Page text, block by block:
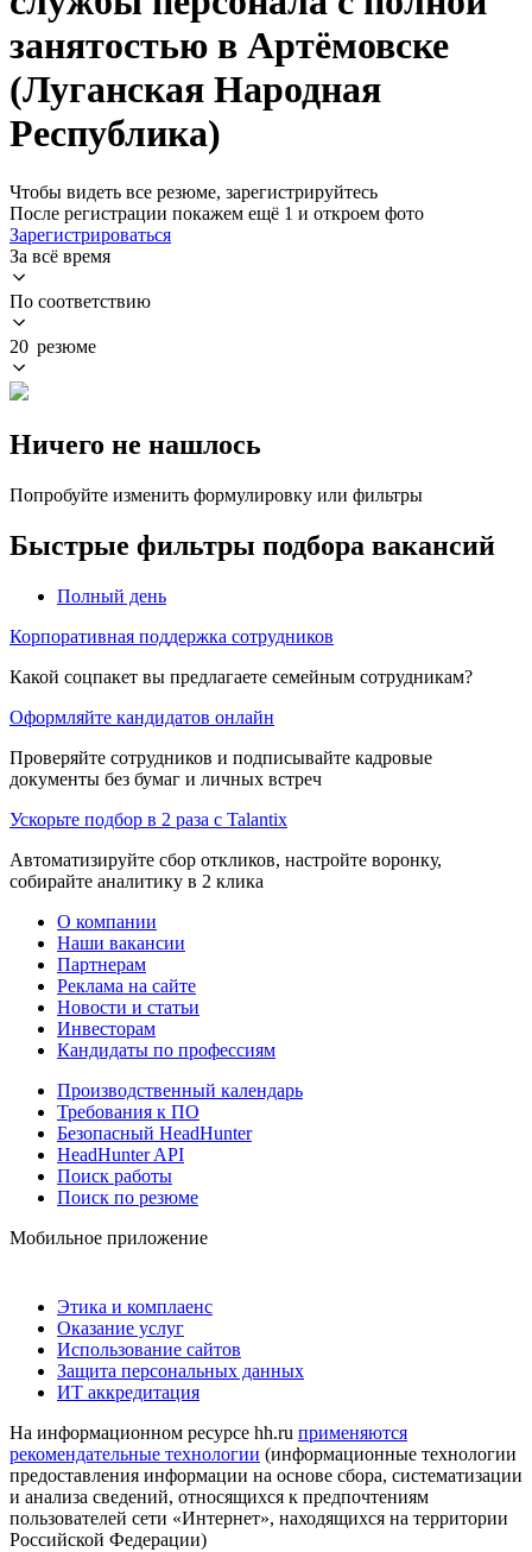
занятостью в Артёмовске
(Луганская Народная
Республика)
Чтобы видеть все резюме, зарегистрируйтесь
После регистрации покажем ещё 1 и откроем фото
Зарегистрироваться
За всё время
По соответствию
20 резюме
Ничего не нашлось
Попробуйте изменить формулировку или фильтры
Быстрые фильтры подбора вакансий
Полный день
Корпоративная поддержка сотрудников
Какой соцпакет вы предлагаете семейным сотрудникам?
Оформляйте кандидатов онлайн
Проверяйте сотрудников и подписывайте кадровые
документы без бумаг и личных встреч
Ускорьте подбор в 2 раза с Talantix
Автоматизируйте сбор откликов, настройте воронку,
собирайте аналитику в 2 клика
О компании
Наши вакансии
Партнерам
Реклама на сайте
Новости и статьи
Инвесторам
Кандидаты по профессиям
Производственный календарь
Требования к ПО
Безопасный HeadHunter
HeadHunter API
Поиск работы
Поиск по резюме
Мобильное приложение
Этика и комплаенс
Оказание услуг
Использование сайтов
Защита персональных данных
ИТ аккредитация
На информационном ресурсе hh.ru применяются
рекомендательные технологии (информационные технологии
предоставления информации на основе сбора, систематизации
и анализа сведений, относящихся к предпочтениям
пользователей сети «Интернет», находящихся на территории
Российской Федерации)